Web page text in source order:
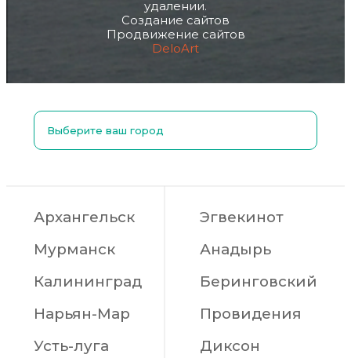
удалении.
Создание сайтов
Продвижение сайтов
DeloArt
Выберите ваш город
Архангельск
Мурманск
Калининград
Нарьян-Мар
Усть-луга
Эгвекинот
Анадырь
Беринговский
Провидения
Диксон